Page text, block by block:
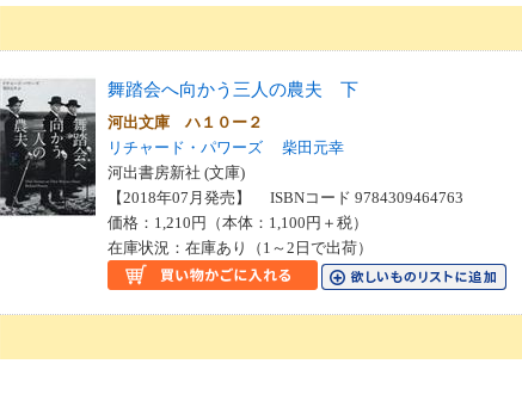
舞踏会へ向かう三人の農夫 下
河出文庫 ハ１０ー２
リチャード・パワーズ
柴田元幸
河出書房新社 (文庫)
【2018年07月発売】 ISBNコード 9784309464763
価格：1,210円（本体：1,100円＋税）
在庫状況：在庫あり（1～2日で出荷）